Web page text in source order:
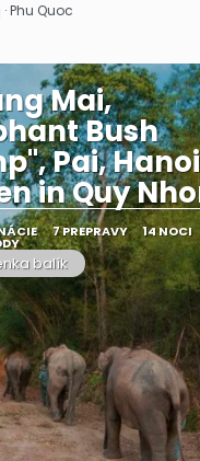
Phu Quoc
Mai,
Bush
Pai,
in Quy
7 PREPRAVY 14 NOCI
balík